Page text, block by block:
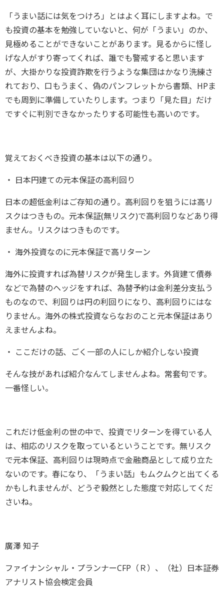
「うまい話には気をつけろ」とはよく耳にしますよね。で
も投資の基本を勉強していないと、何が「うまい」のか、
見極めることができないことがあります。見るからに怪し
げな人がすり寄ってくれば、誰でも警戒すると思います
が、大掛かりな投資詐欺を行うような集団はかなり洗練さ
れており、口もうまく、偽のパンフレットから書類、HPま
でも周到に準備していたりします。つまり「見た目」だけ
ですぐに判別できなかったりする可能性も高いのです。
覚えておくべき投資の基本は以下の通り。
・ 日本円建ての元本保証の高利回り
日本の超低金利はご存知の通り。高利回りを狙うには高リ
スクはつきもの。元本保証(無リスク)で高利回りなどあり得
ません。リスクはつきものです。
・ 海外投資なのに元本保証で高リターン
海外に投資すれば為替リスクが発生します。外貨建て債券
などで為替のヘッジをすれば、為替予約は金利差分支払う
ものなので、利回りは円の利回りになり、高利回りにはな
りません。海外の株式投資ならなおのこと元本保証はあり
えませんよね。
・ ここだけの話、ごく一部の人にしか紹介しない投資
そんな技があれば紹介なんてしませんよね。常套句です。
一番怪しい。
これだけ低金利の世の中で、投資でリターンを得ている人
は、相応のリスクを取っているということです。無リスク
で元本保証、高利回りは現時点で金融商品として成り立た
ないのです。春になり、「うまい話」もムクムクと出てくる
かもしれませんが、どうぞ毅然とした態度で対応してくだ
さいね。
廣澤 知子
ファイナンシャル・プランナーCFP（Ｒ）、（社）日本証券
アナリスト協会検定会員